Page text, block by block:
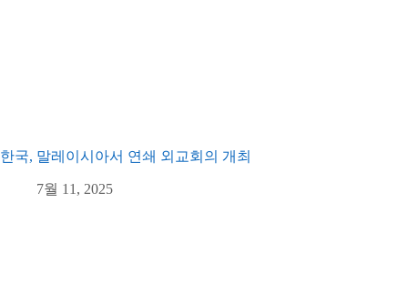
한국, 말레이시아서 연쇄 외교회의 개최
7월 11, 2025